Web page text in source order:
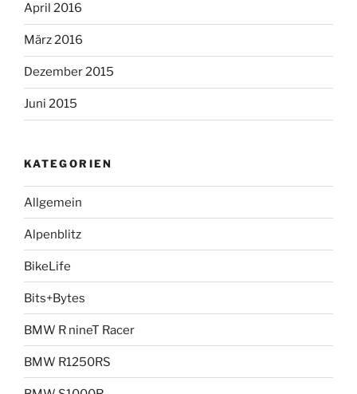
April 2016
März 2016
Dezember 2015
Juni 2015
KATEGORIEN
Allgemein
Alpenblitz
BikeLife
Bits+Bytes
BMW R nineT Racer
BMW R1250RS